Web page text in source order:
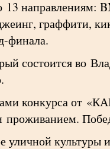
направлениям:
граффити,
финала.
состоится во
конкурса от
уличной